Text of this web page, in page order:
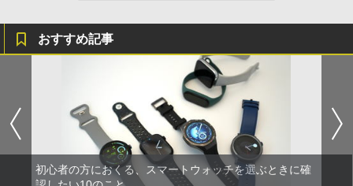
おすすめ記事
初心者の方におくる、スマートウォッチを選ぶときに確